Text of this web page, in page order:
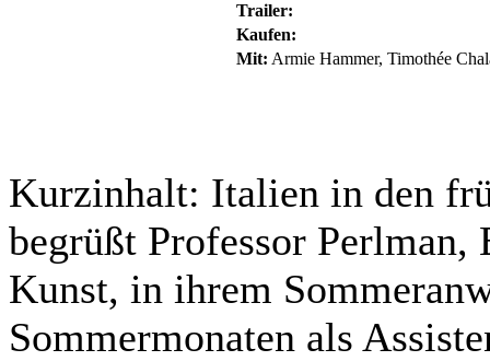
Trailer:
Kaufen:
Mit: Armie Hammer, Timothée
Kurzinhalt: Italien in den
begrüßt Professor
Kunst, in ihrem
Sommermonaten als